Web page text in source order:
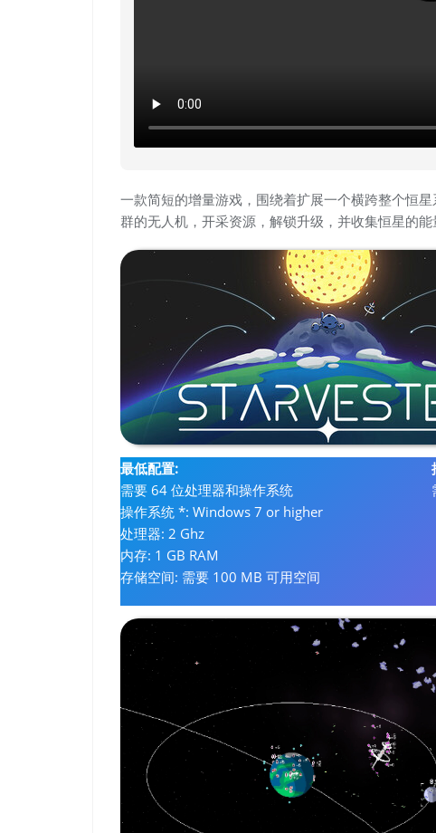
一款简短的增量游戏，围绕着扩展一个横跨整个恒
群的无人机，开采资源，解锁升级，并收集恒星的能
最低配置:
需要 64 位处理器和操作系统
操作系统 *: Windows 7 or higher
处理器: 2 Ghz
内存: 1 GB RAM
存储空间: 需要 100 MB 可用空间